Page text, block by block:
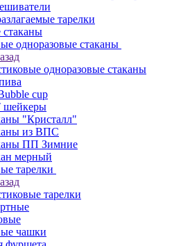
тарелки
одноразовые стаканы
одноразовые стаканы
cup
"Кристалл"
из ВПС
ПП Зимние
мерный
тарелки
тарелки
чашки